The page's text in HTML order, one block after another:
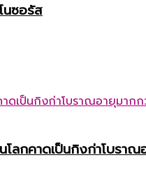
นซอรัส
ลกคาดเป็นกิงก่าโบรา